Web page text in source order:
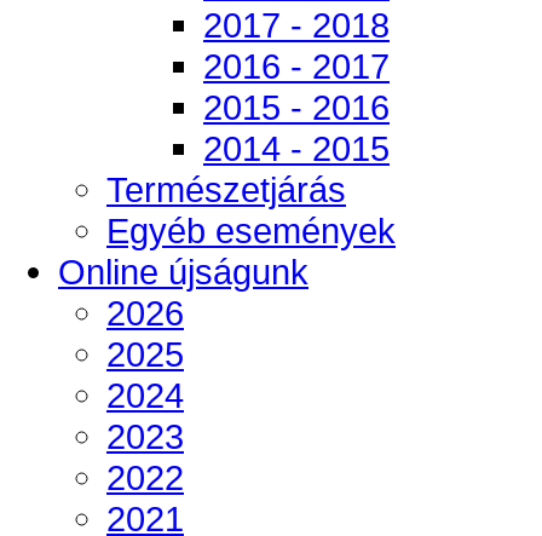
2017 - 2018
2016 - 2017
2015 - 2016
2014 - 2015
Természetjárás
Egyéb események
Online újságunk
2026
2025
2024
2023
2022
2021